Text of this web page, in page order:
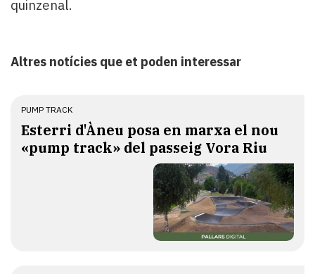
quinzenal.
Altres notícies que et poden interessar
PUMP TRACK
Esterri d'Àneu posa en marxa el nou
«pump track» del passeig Vora Riu